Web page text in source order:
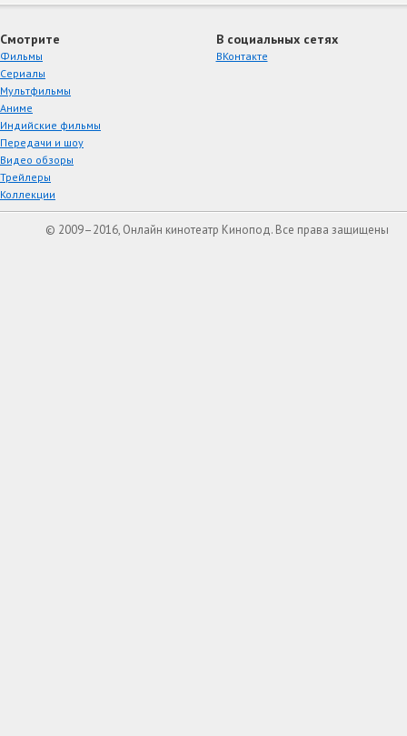
Смотрите
Фильмы
Сериалы
Мультфильмы
Аниме
Индийские фильмы
Передачи и шоу
Видео обзоры
Трейлеры
Коллекции
В социальных сетях
ВКонтакте
© 2009–2016, Онлайн кинотеатр Кинопод. Все права защищены